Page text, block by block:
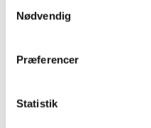
Nødvendig
Præferencer
Statistik
En natmands
Et
erhverv